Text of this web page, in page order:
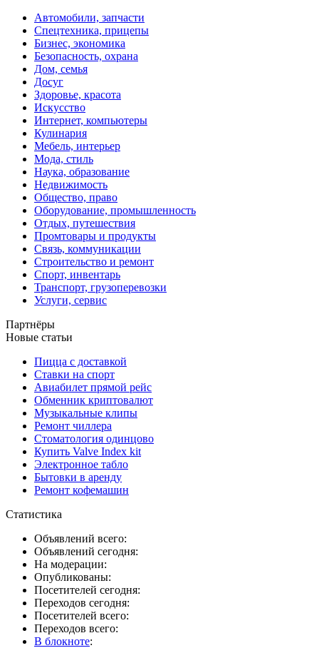
Автомобили, запчасти
Спецтехника, прицепы
Бизнес, экономика
Безопасность, охрана
Дом, семья
Досуг
Здоровье, красота
Искусство
Интернет, компьютеры
Кулинария
Мебель, интерьер
Мода, стиль
Наука, образование
Недвижимость
Общество, право
Оборудование, промышленность
Отдых, путешествия
Промтовары и продукты
Связь, коммуникации
Строительство и ремонт
Спорт, инвентарь
Транспорт, грузоперевозки
Услуги, сервис
Партнёры
Новые статьи
Пицца с доставкой
Ставки на спорт
Авиабилет прямой рейс
Обменник криптовалют
Музыкальные клипы
Ремонт чиллера
Стоматология одинцово
Купить Valve Index kit
Электронное табло
Бытовки в аренду
Ремонт кофемашин
Статистика
Объявлений всего:
Объявлений сегодня:
На модерации:
Опубликованы:
Посетителей сегодня:
Переходов сегодня:
Посетителей всего:
Переходов всего:
В блокноте: